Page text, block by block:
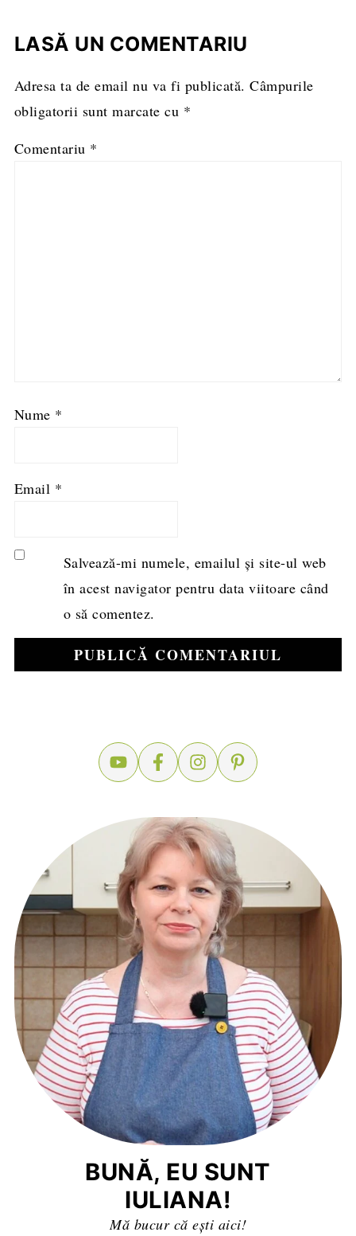
LASĂ UN COMENTARIU
Adresa ta de email nu va fi publicată. Câmpurile
obligatorii sunt marcate cu *
Comentariu *
Nume *
Email *
Salvează-mi numele, emailul și site-ul web
în acest navigator pentru data viitoare când
o să comentez.
BUNĂ, EU SUNT
IULIANA!
Mă bucur că ești aici!